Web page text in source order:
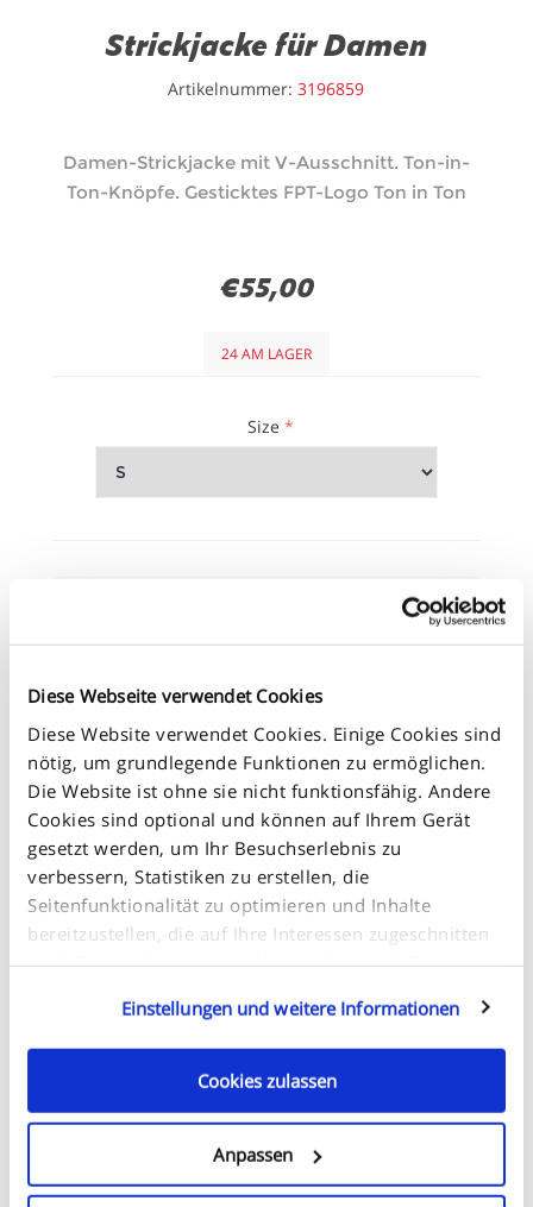
Diese Webseite verwendet Cookies
Diese Website verwendet Cookies. Einige Cookies sind
nötig, um grundlegende Funktionen zu ermöglichen.
Die Website ist ohne sie nicht funktionsfähig. Andere
Cookies sind optional und können auf Ihrem Gerät
gesetzt werden, um Ihr Besuchserlebnis zu
verbessern, Statistiken zu erstellen, die
Seitenfunktionalität zu optimieren und Inhalte
bereitzustellen, die auf Ihre Interessen zugeschnitten
sind. Dazu gehören unter Umständen auch Cookies,
welche auf unseren Webseiten erscheinen und von
solchen Dritten auch für ihre Zwecke verwendet
werden können. Klicken Sie auf „Einstellungen und
weitere Informationen“ für Details darüber, welche
Cookies auf Ihrem Gerät gesetzt werden und wie diese
Einstellungen und weitere Informationen
Cookies zulassen
Anpassen
Strickjacke für Damen
Artikelnummer: 3196859
Damen-Strickjacke mit V-Ausschnitt. Ton-in-
Ton-Knöpfe. Gesticktes FPT-Logo Ton in Ton
€55,00
24 AM LAGER
Size*
Größentabelle
+
-